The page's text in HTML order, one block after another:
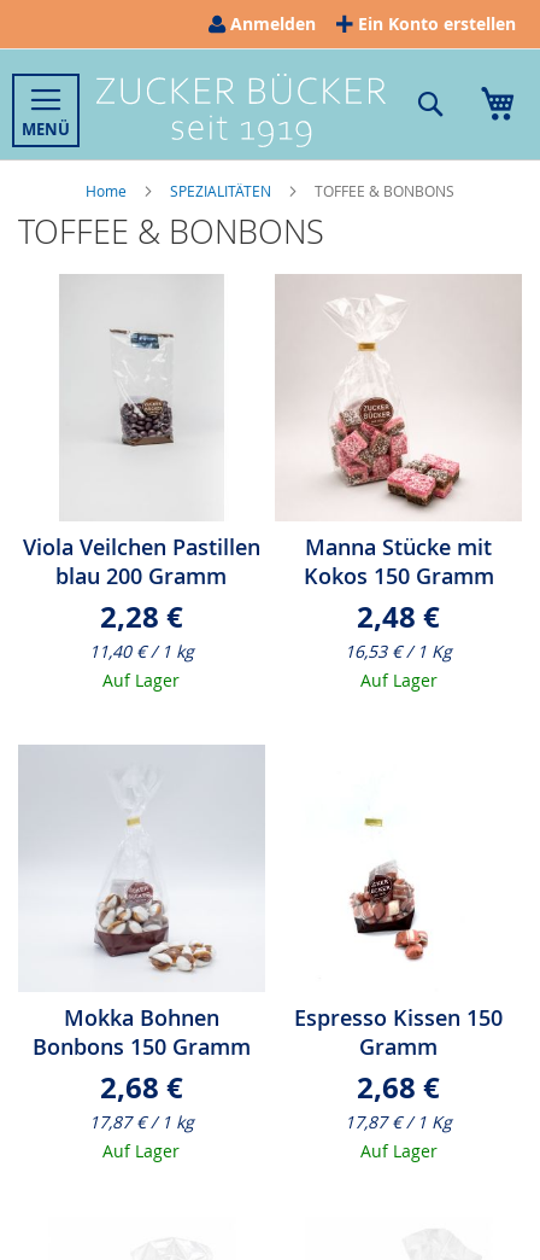
zum
Inhalt
Anmelden Ein Konto erstellen
Suche
Home SPEZIALITÄTEN TOFFEE & BONBONS
TOFFEE & BONBONS
Viola Veilchen Pastillen
blau 200 Gramm
2,28 €
11,40 € / 1 kg
Auf Lager
Manna Stücke mit
Kokos 150 Gramm
2,48 €
16,53 € / 1 Kg
Auf Lager
Mokka Bohnen
Bonbons 150 Gramm
2,68 €
17,87 € / 1 kg
Auf Lager
Espresso Kissen 150
Gramm
2,68 €
17,87 € / 1 Kg
Auf Lager